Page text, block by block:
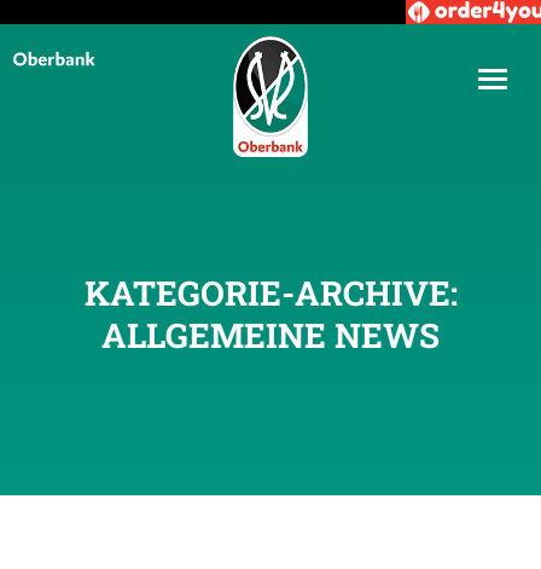
KATEGORIE-ARCHIVE:
ALLGEMEINE NEWS